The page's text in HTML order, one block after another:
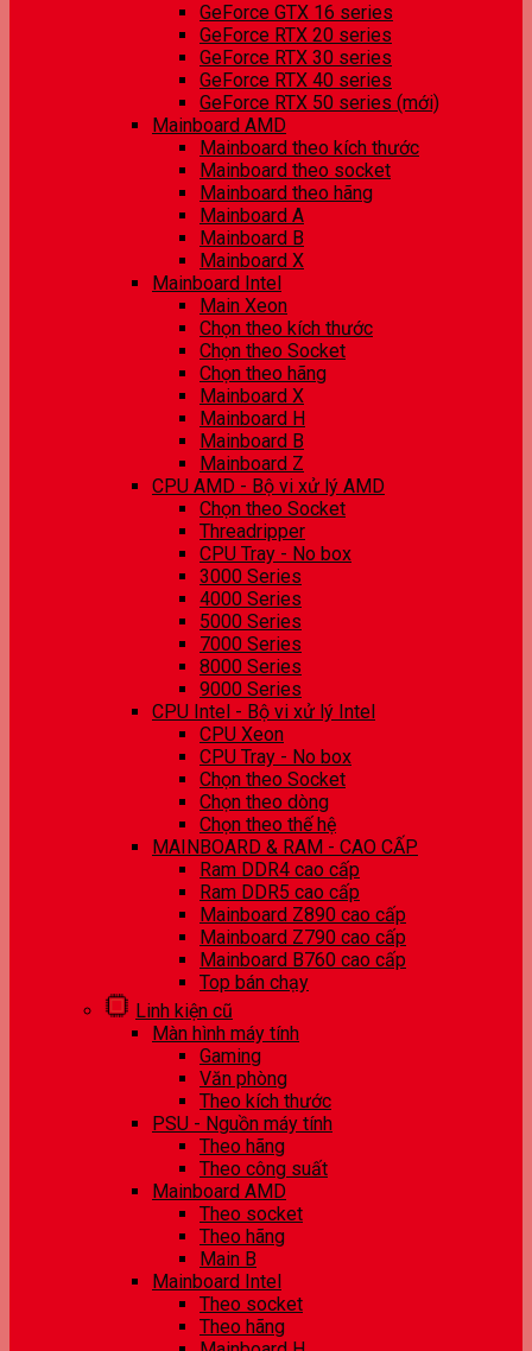
GeForce GTX 16 series
GeForce RTX 20 series
GeForce RTX 30 series
GeForce RTX 40 series
GeForce RTX 50 series (mới)
Mainboard AMD
Mainboard theo kích thước
Mainboard theo socket
Mainboard theo hãng
Mainboard A
Mainboard B
Mainboard X
Mainboard Intel
Main Xeon
Chọn theo kích thước
Chọn theo Socket
Chọn theo hãng
Mainboard X
Mainboard H
Mainboard B
Mainboard Z
CPU AMD - Bộ vi xử lý AMD
Chọn theo Socket
Threadripper
CPU Tray - No box
3000 Series
4000 Series
5000 Series
7000 Series
8000 Series
9000 Series
CPU Intel - Bộ vi xử lý Intel
CPU Xeon
CPU Tray - No box
Chọn theo Socket
Chọn theo dòng
Chọn theo thế hệ
MAINBOARD & RAM - CAO CẤP
Ram DDR4 cao cấp
Ram DDR5 cao cấp
Mainboard Z890 cao cấp
Mainboard Z790 cao cấp
Mainboard B760 cao cấp
Top bán chạy
Linh kiện cũ
Màn hình máy tính
Gaming
Văn phòng
Theo kích thước
PSU - Nguồn máy tính
Theo hãng
Theo công suất
Mainboard AMD
Theo socket
Theo hãng
Main B
Mainboard Intel
Theo socket
Theo hãng